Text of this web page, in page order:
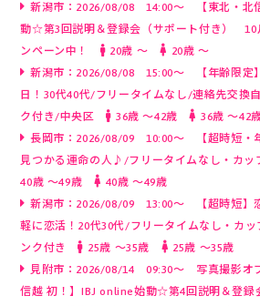
新潟市：2026/08/08 14:00～ 【東北・北
動☆第3回説明＆登録会（サポート付き） 10
ンペーン中！
20歳 〜
20歳 〜
新潟市：2026/08/08 15:00～ 【年齢限定
日！30代40代/フリータイムなし/連絡先交換
ク付き/中央区
36歳 〜42歳
36歳 〜42
長岡市：2026/08/09 10:00～ 【超時短・
見つかる運命の人♪/フリータイムなし・カ
40歳 〜49歳
40歳 〜49歳
新潟市：2026/08/09 13:00～ 【超時短】
軽に恋活！20代30代/フリータイムなし・カ
ンク付き
25歳 〜35歳
25歳 〜35歳
見附市：2026/08/14 09:30～ 写真撮影オ
信越 初！】IBJ online始動☆第4回説明＆登